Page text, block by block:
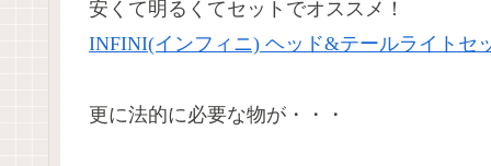
安くて明るくてセットでオススメ！
INFINI(インフィニ) ヘッド&テールライトセ
更に法的に必要な物が・・・